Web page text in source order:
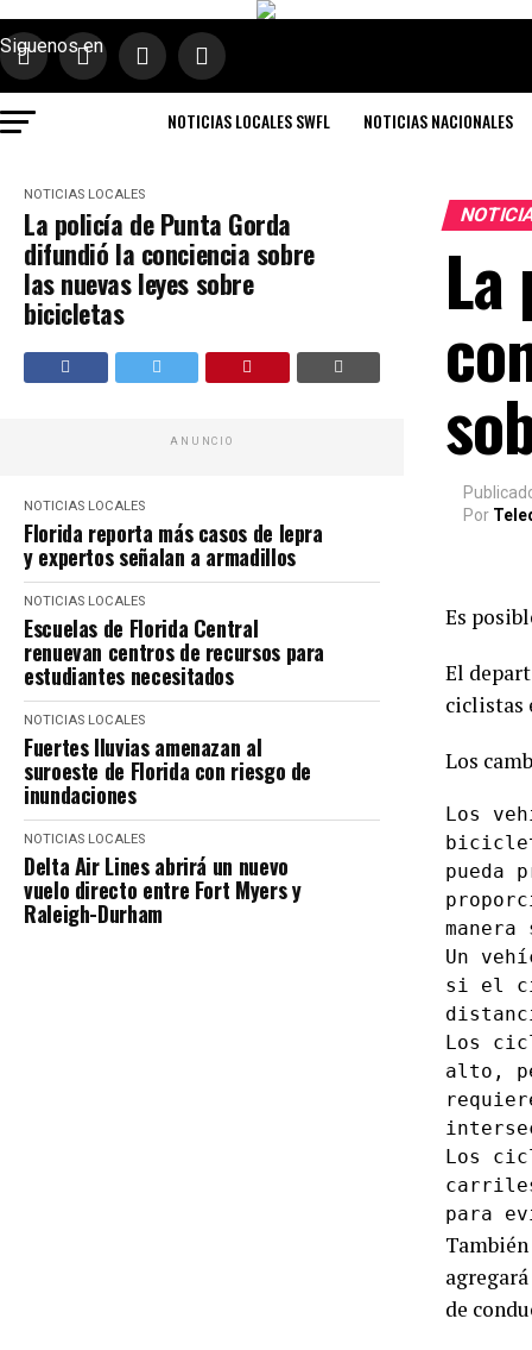
Siguenos en
NOTICIAS LOCALES SWFL NOTICIAS NACIONALES
NOTICIAS LOCALES
La policía de Punta Gorda
difundió la conciencia sobre
las nuevas leyes sobre
bicicletas
ANUNCIO
NOTICIAS LOCALES
Florida reporta más casos de lepra
y expertos señalan a armadillos
NOTICIAS LOCALES
Escuelas de Florida Central
renuevan centros de recursos para
estudiantes necesitados
NOTICIAS LOCALES
Fuertes lluvias amenazan al
suroeste de Florida con riesgo de
inundaciones
NOTICIAS LOCALES
Delta Air Lines abrirá un nuevo
vuelo directo entre Fort Myers y
Raleigh-Durham
Por
Es
El
ciclistas
Los
Los
pueda
manera
Un
si el
Los
alto,
Los
para
de